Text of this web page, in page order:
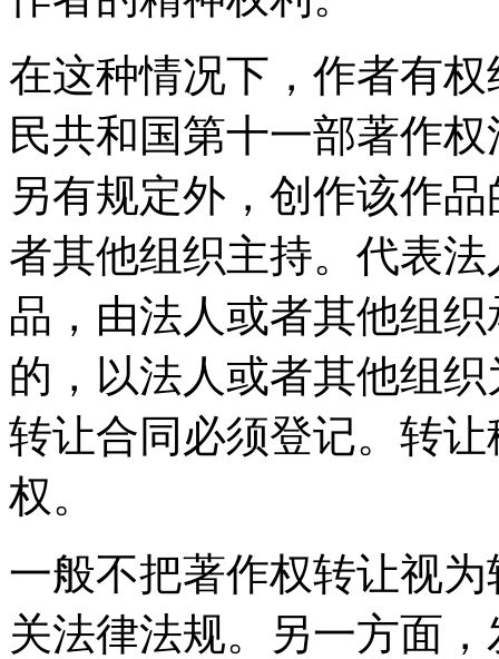
在这种情况下，作者有
民共和国第十一部著作
另有规定外，创作该作
者其他组织主持。代表
品，由法人或者其他组
的，以法人或者其他组
转让合同必须登记。转
权。
一般不把著作权转让视
关法律法规。另一方面